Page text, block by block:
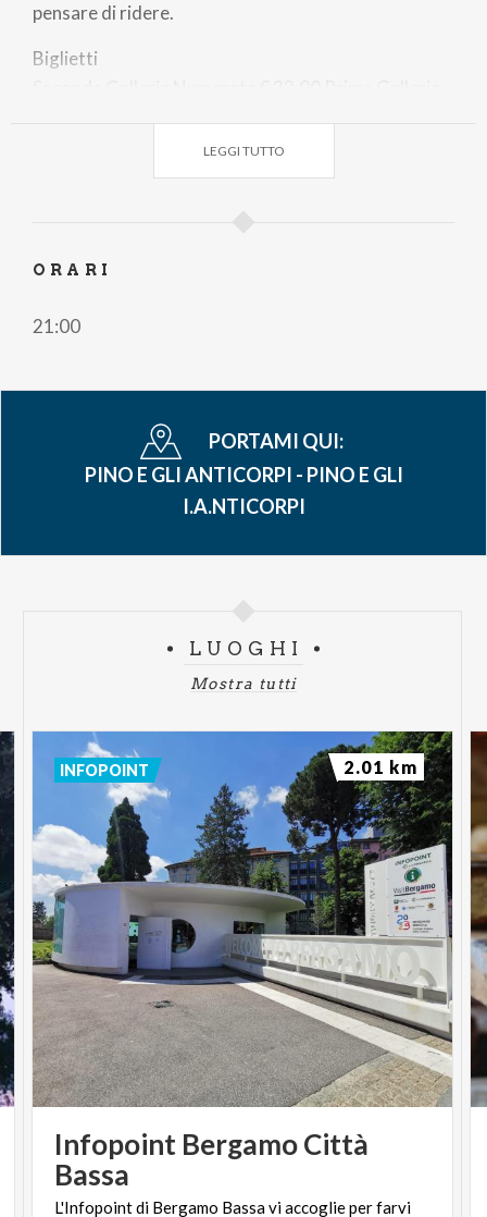
pensare di ridere.
Biglietti
LEGGI TUTTO
ORARI
21:00
PORTAMI QUI:
PINO E GLI ANTICORPI - PINO E GLI
I.A.NTICORPI
LUOGHI
Mostra tutti
Infopoint Bergamo Città
Bassa
L'Infopointdi Bergamo Bassaviaccoglieperfarvi
INFOPOINT 2.01 km